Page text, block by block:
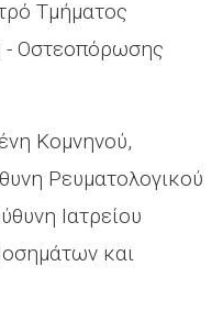
Τμήματος
- Οστεοπόρωσης
Κομνηνού,
Ρευματολογικού
Ιατρείου
και